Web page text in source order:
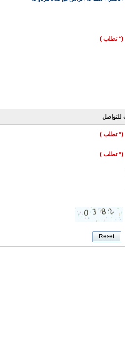
(* تطلب )
للتواصل
(* تطلب )
(* تطلب )